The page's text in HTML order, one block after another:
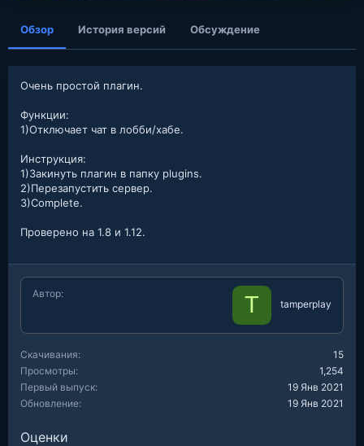
Обзор История версий Обсуждение
Очень простой плагин.
Функции:
1)Отключает чат в лобби/хабе.
Инструкция:
1)Закинуть плагин в папку plugins.
2)Перезапустить сервер.
3)Complete.
Проверено на 1.8 и 1.12.
Автор T tamperplay
Скачивания
15
Просмотры
1,254
Первый выпуск
19 Янв 2021
Обновление
19 Янв 2021
Оценки